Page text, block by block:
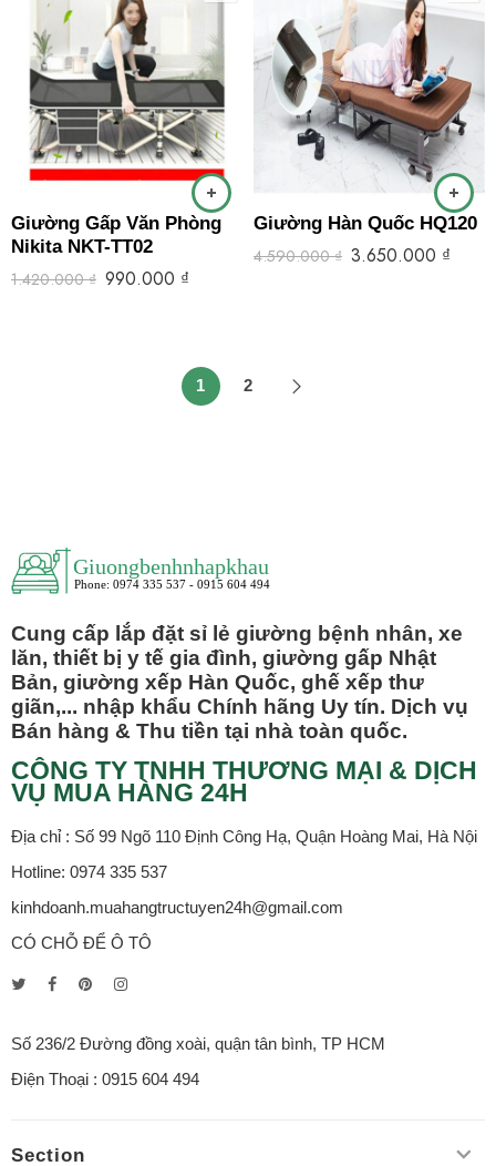
Giường Gấp Văn Phòng
Nikita NKT-TT02
1.420.000₫ 990.000 ₫
Giường Hàn Quốc HQ120
4.590.000₫ 3.650.000 ₫
1 2
Cung cấp lắp đặt sỉ lẻ giường bệnh nhân, xe
lăn, thiết bị y tế gia đình, giường gấp Nhật
Bản, giường xếp Hàn Quốc, ghế xếp thư
giãn,... nhập khẩu Chính hãng Uy tín. Dịch vụ
Bán hàng & Thu tiền tại nhà toàn quốc.
CÔNG TY TNHH THƯƠNG MẠI & DỊCH
VỤ MUA HÀNG 24H
Địa chỉ : Số 99 Ngõ 110 Định Công Hạ, Quận Hoàng Mai, Hà Nội
Hotline: 0974 335 537
kinhdoanh.muahangtructuyen24h@gmail.com
CÓ CHỖ ĐỂ Ô TÔ
Số 236/2 Đường đồng xoài, quận tân bình, TP HCM
Điện Thoại : 0915 604 494
Section